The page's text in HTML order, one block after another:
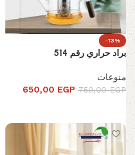
-13%
براد حراري رقم 514
منوعات
750,00EGP
650,00 EGP